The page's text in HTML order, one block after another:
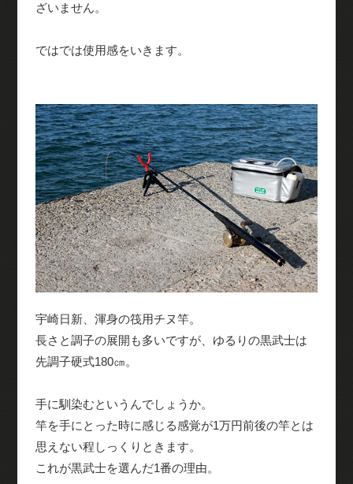
ざいません。
ではでは使用感をいきます。
宇崎日新、渾身の筏用チヌ竿。
長さと調子の展開も多いですが、ゆるりの黒武士は
先調子硬式180㎝。
手に馴染むというんでしょうか。
竿を手にとった時に感じる感覚が1万円前後の竿とは
思えない程しっくりときます。
これが黒武士を選んだ1番の理由。